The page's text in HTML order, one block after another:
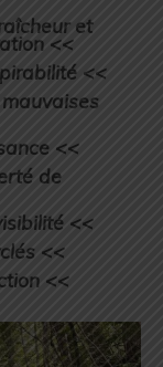
et
<<
<<
<<
de
<<
<<
<<